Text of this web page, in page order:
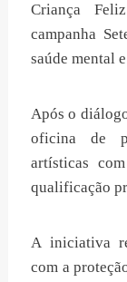
Criança
campanha
saúde mental
Após o
oficina de
artísticas
qualificação
A iniciativa
com a